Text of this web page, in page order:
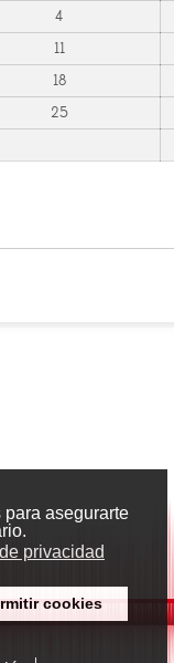
asegurarte
privacidad
cookies
4
11
18
25